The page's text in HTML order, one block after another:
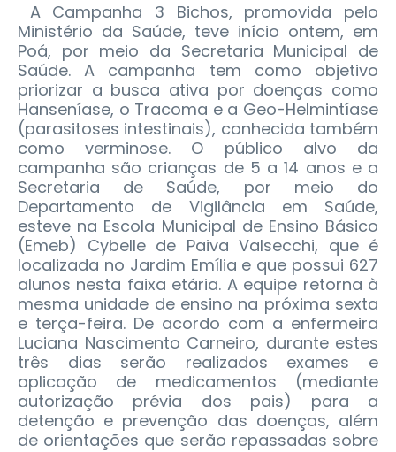
A Campanha 3 Bichos, promovida pelo
Ministério da Saúde, teve início ontem, em
Poá, por meio da Secretaria Municipal de
Saúde. A campanha tem como objetivo
priorizar a busca ativa por doenças como
Hanseníase, o Tracoma e a Geo-Helmintíase
(parasitoses intestinais), conhecida também
como verminose. O público alvo da
campanha são crianças de 5 a 14 anos e a
Secretaria de Saúde, por meio do
Departamento de Vigilância em Saúde,
esteve na Escola Municipal de Ensino Básico
(Emeb) Cybelle de Paiva Valsecchi, que é
localizada no Jardim Emília e que possui 627
alunos nesta faixa etária. A equipe retorna à
mesma unidade de ensino na próxima sexta
e terça-feira. De acordo com a enfermeira
Luciana Nascimento Carneiro, durante estes
três dias serão realizados exames e
aplicação de medicamentos (mediante
autorização prévia dos pais) para a
detenção e prevenção das doenças, além
de orientações que serão repassadas sobre